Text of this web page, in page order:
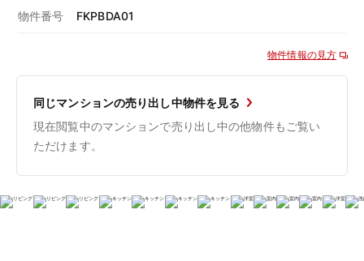
物件番号 FKPBDA01
物件情報の見方
同じマンションの売り出し中物件を見る
現在閲覧中のマンションで売り出し中の他物件もご覧い
ただけます。